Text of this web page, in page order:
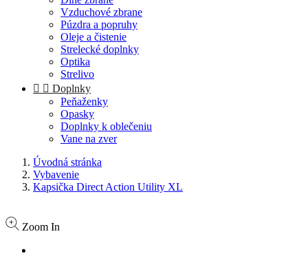
Vzduchové zbrane
Púzdra a popruhy
Oleje a čistenie
Strelecké doplnky
Optika
Strelivo
  Doplnky
Peňaženky
Opasky
Doplnky k oblečeniu
Vane na zver
Úvodná stránka
Vybavenie
Kapsička Direct Action Utility XL
Zoom In